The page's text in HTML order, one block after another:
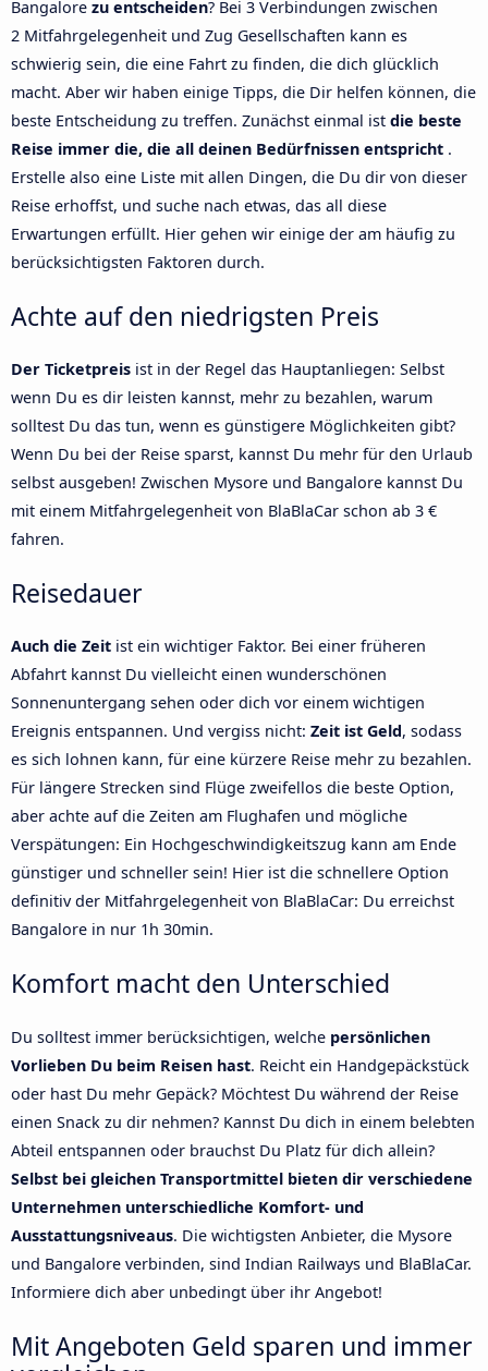
Bangalore zu entscheiden? Bei 3 Verbindungen zwischen
2 Mitfahrgelegenheit und Zug Gesellschaften kann es
schwierig sein, die eine Fahrt zu finden, die dich glücklich
macht. Aber wir haben einige Tipps, die Dir helfen können, die
beste Entscheidung zu treffen. Zunächst einmal ist die beste
Reise immer die, die all deinen Bedürfnissen entspricht .
Erstelle also eine Liste mit allen Dingen, die Du dir von dieser
Reise erhoffst, und suche nach etwas, das all diese
Erwartungen erfüllt. Hier gehen wir einige der am häufig zu
berücksichtigsten Faktoren durch.
Achte auf den niedrigsten Preis
Der Ticketpreis ist in der Regel das Hauptanliegen: Selbst
wenn Du es dir leisten kannst, mehr zu bezahlen, warum
solltest Du das tun, wenn es günstigere Möglichkeiten gibt?
Wenn Du bei der Reise sparst, kannst Du mehr für den Urlaub
selbst ausgeben! Zwischen Mysore und Bangalore kannst Du
mit einem Mitfahrgelegenheit von BlaBlaCar schon ab 3 €
fahren.
Reisedauer
Auch die Zeit ist ein wichtiger Faktor. Bei einer früheren
Abfahrt kannst Du vielleicht einen wunderschönen
Sonnenuntergang sehen oder dich vor einem wichtigen
Ereignis entspannen. Und vergiss nicht: Zeit ist Geld, sodass
es sich lohnen kann, für eine kürzere Reise mehr zu bezahlen.
Für längere Strecken sind Flüge zweifellos die beste Option,
aber achte auf die Zeiten am Flughafen und mögliche
Verspätungen: Ein Hochgeschwindigkeitszug kann am Ende
günstiger und schneller sein! Hier ist die schnellere Option
definitiv der Mitfahrgelegenheit von BlaBlaCar: Du erreichst
Bangalore in nur 1h 30min.
Komfort macht den Unterschied
Du solltest immer berücksichtigen, welche persönlichen
Vorlieben Du beim Reisen hast. Reicht ein Handgepäckstück
oder hast Du mehr Gepäck? Möchtest Du während der Reise
einen Snack zu dir nehmen? Kannst Du dich in einem belebten
Abteil entspannen oder brauchst Du Platz für dich allein?
Selbst bei gleichen Transportmittel bieten dir verschiedene
Unternehmen unterschiedliche Komfort- und
Ausstattungsniveaus. Die wichtigsten Anbieter, die Mysore
und Bangalore verbinden, sind Indian Railways und BlaBlaCar.
Informiere dich aber unbedingt über ihr Angebot!
Mit Angeboten Geld sparen und immer